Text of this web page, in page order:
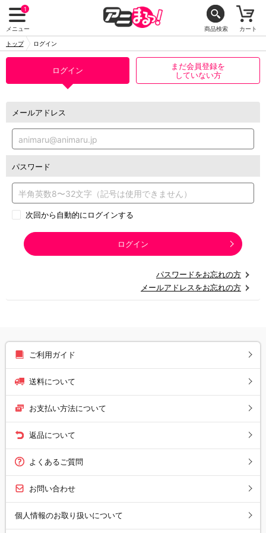
1
メニュー 商品検索 カート
トップ ログイン
ログイン
まだ会員登録を
していない方
メールアドレス
パスワード
次回から自動的にログインする
ログイン
パスワードをお忘れの方
メールアドレスをお忘れの方
ご利用ガイド
送料について
お支払い方法について
返品について
よくあるご質問
お問い合わせ
個人情報のお取り扱いについて